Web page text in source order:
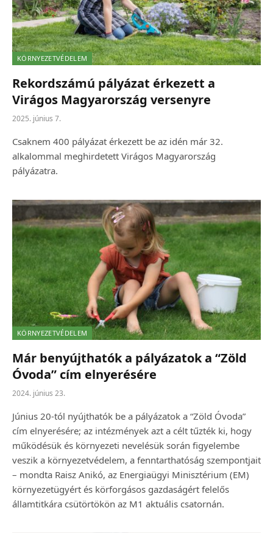
KÖRNYEZETVÉDELEM
Rekordszámú pályázat érkezett a
Virágos Magyarország versenyre
2025. június 7.
Csaknem 400 pályázat érkezett be az idén már 32.
alkalommal meghirdetett Virágos Magyarország
pályázatra.
KÖRNYEZETVÉDELEM
Már benyújthatók a pályázatok a “Zöld
Óvoda” cím elnyerésére
2024. június 23.
Június 20-tól nyújthatók be a pályázatok a “Zöld Óvoda”
cím elnyerésére; az intézmények azt a célt tűzték ki, hogy
működésük és környezeti nevelésük során figyelembe
veszik a környezetvédelem, a fenntarthatóság szempontjait
– mondta Raisz Anikó, az Energiaügyi Minisztérium (EM)
környezetügyért és körforgásos gazdaságért felelős
államtitkára csütörtökön az M1 aktuális csatornán.